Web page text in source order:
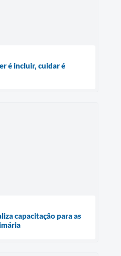
é incluir, cuidar é
capacitação para as